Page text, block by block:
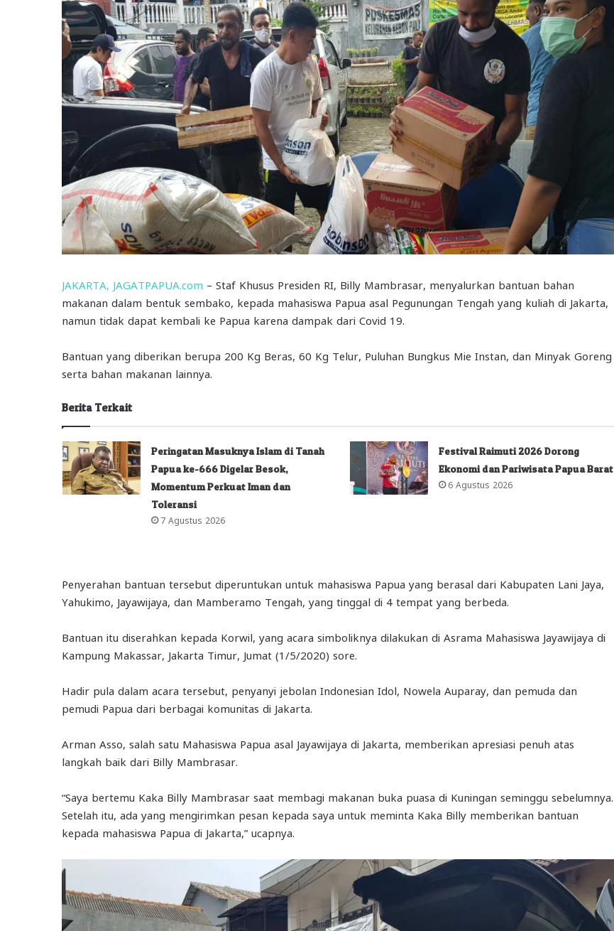
JAKARTA, JAGATPAPUA.com – Staf Khusus Presiden RI, Billy Mambrasar, menyalurkan bantuan bahan
makanan dalam bentuk sembako, kepada mahasiswa Papua asal Pegunungan Tengah yang kuliah di Jakarta,
namun tidak dapat kembali ke Papua karena dampak dari Covid 19.
Bantuan yang diberikan berupa 200 Kg Beras, 60 Kg Telur, Puluhan Bungkus Mie Instan, dan Minyak Goreng
serta bahan makanan lainnya.
Berita Terkait
Peringatan Masuknya Islam di Tanah
Papua ke-666 Digelar Besok,
Momentum Perkuat Iman dan
Toleransi
7 Agustus 2026
Festival Raimuti 2026 Dorong
Ekonomi dan Pariwisata Papua Barat
6 Agustus 2026
Penyerahan bantuan tersebut diperuntukan untuk mahasiswa Papua yang berasal dari Kabupaten Lani Jaya,
Yahukimo, Jayawijaya, dan Mamberamo Tengah, yang tinggal di 4 tempat yang berbeda.
Bantuan itu diserahkan kepada Korwil, yang acara simboliknya dilakukan di Asrama Mahasiswa Jayawijaya di
Kampung Makassar, Jakarta Timur, Jumat (1/5/2020) sore.
Hadir pula dalam acara tersebut, penyanyi jebolan Indonesian Idol, Nowela Auparay, dan pemuda dan
pemudi Papua dari berbagai komunitas di Jakarta.
Arman Asso, salah satu Mahasiswa Papua asal Jayawijaya di Jakarta, memberikan apresiasi penuh atas
langkah baik dari Billy Mambrasar.
“Saya bertemu Kaka Billy Mambrasar saat membagi makanan buka puasa di Kuningan seminggu sebelumnya.
Setelah itu, ada yang mengirimkan pesan kepada saya untuk meminta Kaka Billy memberikan bantuan
kepada mahasiswa Papua di Jakarta,” ucapnya.